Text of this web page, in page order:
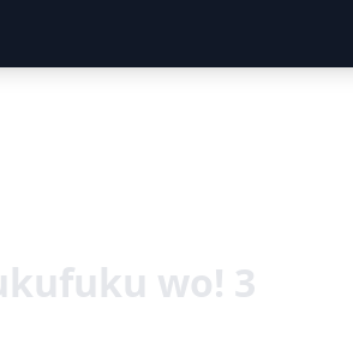
wo! 3